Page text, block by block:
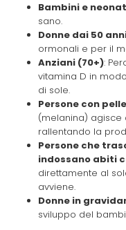
Bambini e
sano.
Donne dai 50
ormonali e per il
Anziani (70+):
vitamina D in
di sole.
Persone con
(melanina) agisce
rallentando la
Persone che
indossano abiti
direttamente al
avviene.
Donne in
sviluppo del